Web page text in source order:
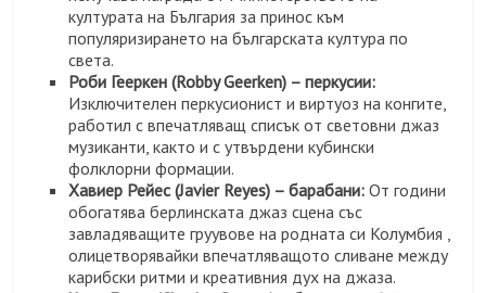
културата на България за принос към
популяризирането на българската култура по
света.
Роби Гееркен (Robby Geerken) – перкусии:
Изключителен перкусионист и виртуоз на конгите,
работил с впечатляващ списък от световни джаз
музиканти, както и с утвърдени кубински
фолклорни формации.
Хавиер Рейес (Javier Reyes) – барабани: От години
обогатява берлинската джаз сцена със
завладяващите груувове на родната си Колумбия ,
олицетворявайки впечатляващото сливане между
карибски ритми и креативния дух на джаза.